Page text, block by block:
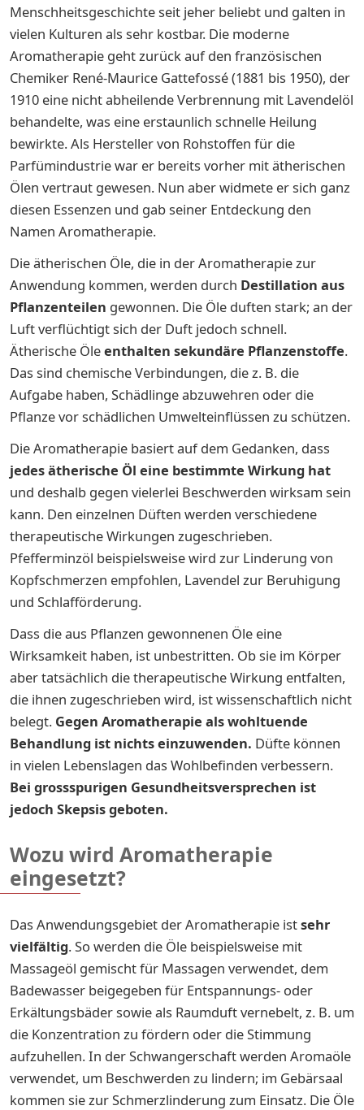
Menschheitsgeschichte seit jeher beliebt und galten in
vielen Kulturen als sehr kostbar. Die moderne
Aromatherapie geht zurück auf den französischen
Chemiker René-Maurice Gattefossé (1881 bis 1950), der
1910 eine nicht abheilende Verbrennung mit Lavendelöl
behandelte, was eine erstaunlich schnelle Heilung
bewirkte. Als Hersteller von Rohstoffen für die
Parfümindustrie war er bereits vorher mit ätherischen
Ölen vertraut gewesen. Nun aber widmete er sich ganz
diesen Essenzen und gab seiner Entdeckung den
Namen Aromatherapie.
Die ätherischen Öle, die in der Aromatherapie zur
Anwendung kommen, werden durch Destillation aus
Pflanzenteilen gewonnen. Die Öle duften stark; an der
Luft verflüchtigt sich der Duft jedoch schnell.
Ätherische Öleenthalten sekundäre Pflanzenstoffe.
Das sind chemische Verbindungen, die z. B. die
Aufgabe haben, Schädlinge abzuwehren oder die
Pflanze vor schädlichen Umwelteinflüssen zu schützen.
Die Aromatherapie basiert auf dem Gedanken, dass
jedes ätherische Öl eine bestimmte Wirkung hat
und deshalb gegen vielerlei Beschwerden wirksam sein
kann. Den einzelnen Düften werden verschiedene
therapeutische Wirkungen zugeschrieben.
Pfefferminzöl beispielsweise wird zur Linderung von
Kopfschmerzen empfohlen, Lavendel zur Beruhigung
und Schlafförderung.
Dass die aus Pflanzen gewonnenen Öle eine
Wirksamkeit haben, ist unbestritten. Ob sie im Körper
aber tatsächlich die therapeutische Wirkung entfalten,
die ihnen zugeschrieben wird, ist wissenschaftlich nicht
belegt. Gegen Aromatherapie als wohltuende
Behandlung ist nichts einzuwenden. Düfte können
in vielen Lebenslagen das Wohlbefinden verbessern.
Bei grossspurigen Gesundheitsversprechen ist
jedoch Skepsis geboten.
Wozu wird Aromatherapie
eingesetzt?
Das Anwendungsgebiet der Aromatherapie istsehr
vielfältig. So werden die Öle beispielsweise mit
Massageöl gemischt für Massagen verwendet, dem
Badewasser beigegeben für Entspannungs- oder
Erkältungsbäder sowie als Raumduft vernebelt, z. B. um
die Konzentration zu fördern oder die Stimmung
aufzuhellen. In der Schwangerschaft werden Aromaöle
verwendet, um Beschwerden zu lindern; im Gebärsaal
kommen sie zur Schmerzlinderung zum Einsatz. Die Öle